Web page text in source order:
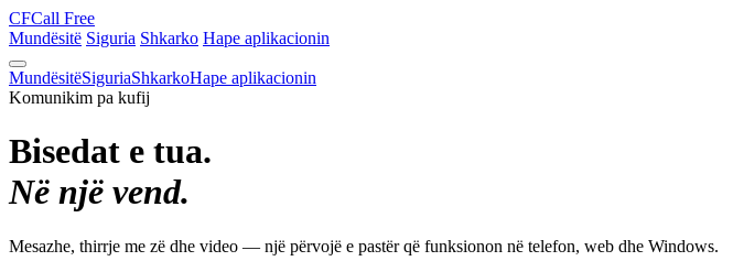
CFCall Free
Mundësitë Siguria Shkarko Hape aplikacionin
MundësitëSiguriaShkarkoHape aplikacionin
Komunikim pa kufij
Bisedat e tua.
Në një vend.
Mesazhe, thirrje me zë dhe video — një përvojë e pastër që funksionon në telefon, web dhe Windows.